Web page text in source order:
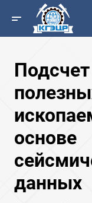
основе
данных